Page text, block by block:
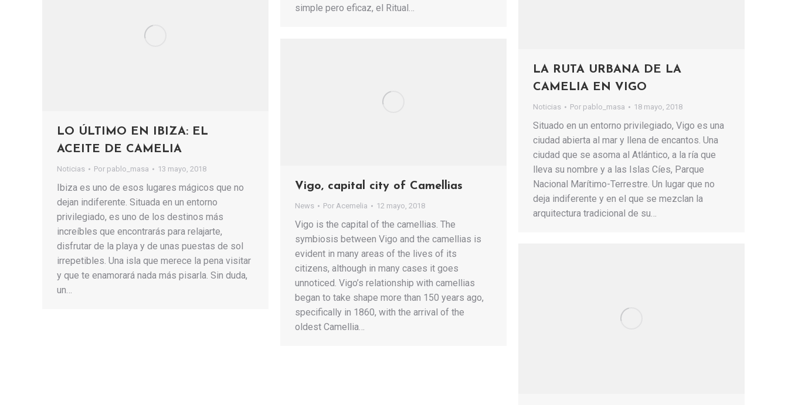
simple pero eficaz, el Ritual…
LA RUTA URBANA DE LA
CAMELIA EN VIGO
Noticias Por pablo_masa 18 mayo, 2018
Situado en un entorno privilegiado, Vigo es una
ciudad abierta al mar y llena de encantos. Una
ciudad que se asoma al Atlántico, a la ría que
lleva su nombre y a las Islas Cíes, Parque
Nacional Marítimo-Terrestre. Un lugar que no
deja indiferente y en el que se mezclan la
arquitectura tradicional de su…
LO ÚLTIMO EN IBIZA: EL
ACEITE DE CAMELIA
Noticias Por pablo_masa 13 mayo, 2018
Ibiza es uno de esos lugares mágicos que no
dejan indiferente. Situada en un entorno
privilegiado, es uno de los destinos más
increíbles que encontrarás para relajarte,
disfrutar de la playa y de unas puestas de sol
irrepetibles. Una isla que merece la pena visitar
y que te enamorará nada más pisarla. Sin duda,
un…
Vigo, capital city of Camellias
News Por Acemelia 12 mayo, 2018
Vigo is the capital of the camellias. The
symbiosis between Vigo and the camellias is
evident in many areas of the lives of its
citizens, although in many cases it goes
unnoticed. Vigo’s relationship with camellias
began to take shape more than 150 years ago,
specifically in 1860, with the arrival of the
oldest Camellia…